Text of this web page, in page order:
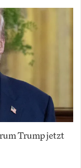
Trump jetzt